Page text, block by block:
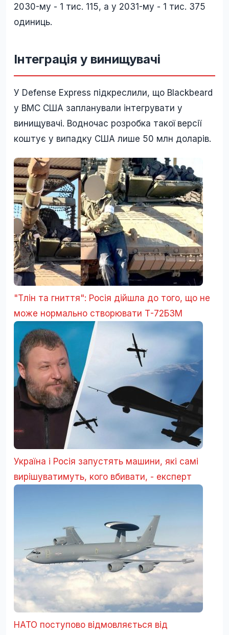
2030-му - 1 тис. 115, а у 2031-му - 1 тис. 375
одиниць.
Інтеграція у винищувачі
У Defense Express підкреслили, що Blackbeard
у ВМС США запланували інтегрувати у
винищувачі. Водночас розробка такої версії
коштує у випадку США лише 50 млн доларів.
"Тлін та гниття": Росія дійшла до того, що не
може нормально створювати Т-72Б3М
Україна і Росія запустять машини, які самі
вирішуватимуть, кого вбивати, - експерт
НАТО поступово відмовляється від